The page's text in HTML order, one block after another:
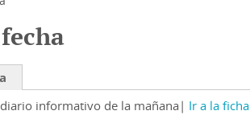
informativo de la mañana Ir a la ficha